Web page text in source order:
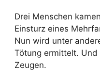
Drei Menschen
Einsturz eines
Nun wird unter
Tötung ermittelt.
Zeugen.